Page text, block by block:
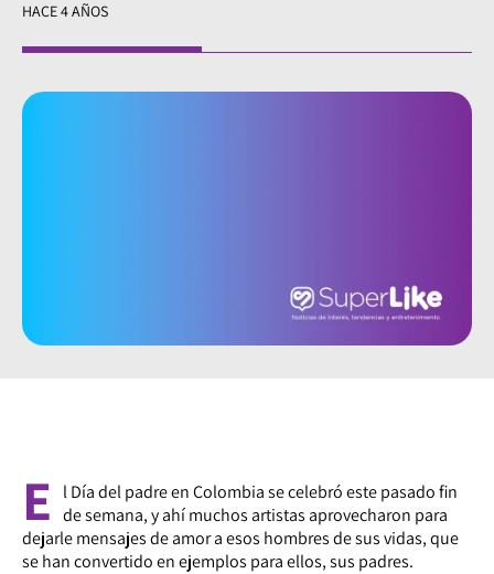
HACE 4 AÑOS
E
l Día del padre en Colombia se celebró este pasado fin
de semana, y ahí muchos artistas aprovecharon para
dejarle mensajes de amor a esos hombres de sus vidas, que
se han convertido en ejemplos para ellos, sus padres.